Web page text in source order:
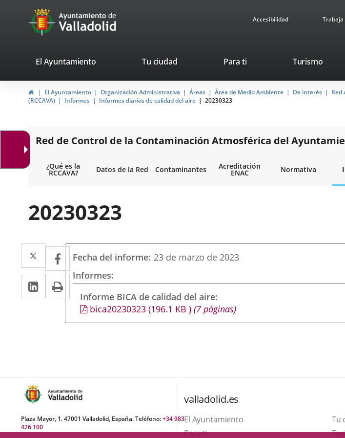
Portal
Web
Ayuntamiento
de
Valladolid
Accesibilidad
valladolid.es
El Ayuntamiento Tu ciudad Para ti TurismoEste
se
abrirá
InicioEl Ayuntamiento Organización Administrativa Áreas Área de Medio Ambiente De interés
Red
(RCCAVA)
Informes Informes diarios de calidad del aire 20230323
Red de Control de la Contaminación Atmosférica del
¿Qué es la
RCCAVA? Datos de la Red Contaminantes Acreditación
ENAC Normativa
20230323
Twitter
Enlace
a
una
aplicación
externa.
Facebook
Enlace
a
una
aplicación
externa.
LinkedIn
Enlace
a
Imprimir
Fecha del informe 23 de marzo de 2023
Informes
Informe BICA de calidad del aire
bica20230323(196.1 KB )(7 páginas)
Plaza Mayor, 1. 47001 Valladolid, España. Teléfono:+34 983
426 100
valladolid.es
El Ayuntamiento
Tu
Para ti